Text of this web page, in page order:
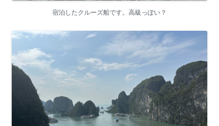
宿泊したクルーズ船です。高級っぽい？